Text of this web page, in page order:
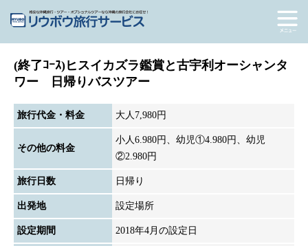
(終了ｺｰｽ)ヒスイカズラ鑑賞と古宇利オーシャンタ
ワー 日帰りバスツアー
旅行代金・料金 大人7,980円
その他の料金
小人6.980円、幼児①4.980円、幼児
②2.980円
旅行日数 日帰り
出発地 設定場所
設定期間 2018年4月の設定日